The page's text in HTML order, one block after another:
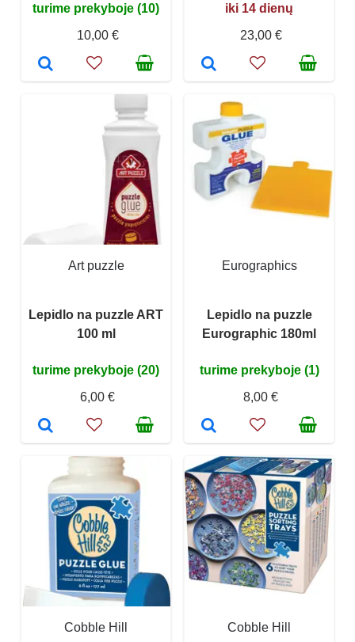
turime prekyboje (10)
10,00 €
iki 14 dienų
23,00 €
Art puzzle
Lepidlo na puzzle ART
100 ml
turime prekyboje (20)
6,00 €
Eurographics
Lepidlo na puzzle
Eurographic 180ml
turime prekyboje (1)
8,00 €
Cobble Hill Cobble Hill